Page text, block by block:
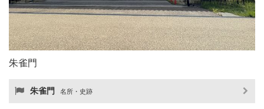
朱雀門
朱雀門 名所・史跡